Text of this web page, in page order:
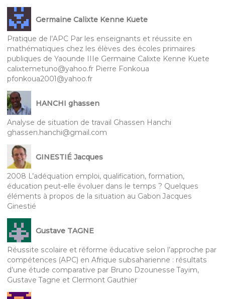
Germaine Calixte Kenne Kuete
Pratique de l’APC Par les enseignants et réussite en
mathématiques chez les élèves des écoles primaires
publiques de Yaounde IIIe Germaine Calixte Kenne Kuete
calixtemetuno@yahoo.fr Pierre Fonkoua
pfonkoua2001@yahoo.fr
HANCHI ghassen
Analyse de situation de travail Ghassen Hanchi
ghassen.hanchi@gmail.com
GINESTIÉ Jacques
2008 L’adéquation emploi, qualification, formation,
éducation peut-elle évoluer dans le temps ? Quelques
éléments à propos de la situation au Gabon Jacques
Ginestié
Gustave TAGNE
Réussite scolaire et réforme éducative selon l’approche par
compétences (APC) en Afrique subsaharienne : résultats
d’une étude comparative par Bruno Dzounesse Tayim,
Gustave Tagne et Clermont Gauthier